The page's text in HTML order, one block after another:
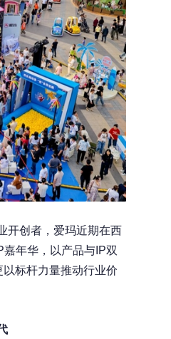
开创者，爱玛近期在西
年华，以产品与IP双
标杆力量推动行业价